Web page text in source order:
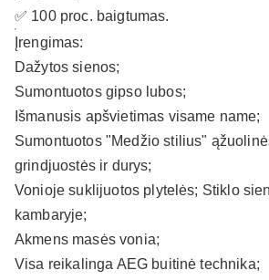
✅ 100 proc. baigtumas.
Įrengimas:
Dažytos sienos;
Sumontuotos gipso lubos;
Išmanusis apšvietimas visame name;
Sumontuotos "Medžio stilius"
grindjuostės ir durys;
Vonioje suklijuotos plytelės; Stiklo
kambaryje;
Akmens masės vonia;
Visa reikalinga AEG buitinė technika;